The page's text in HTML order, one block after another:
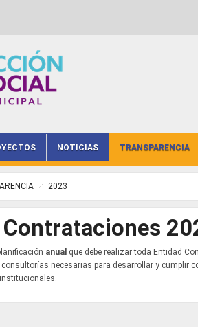
NOTICIAS TRANSPARENCIA
2023
anual que debe realizar toda Entidad
necesarias para desarrollar y cumplir